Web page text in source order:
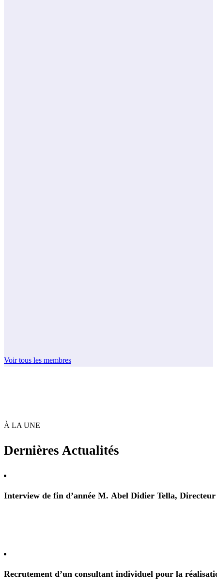
Voir tous les membres
À LA UNE
Dernières Actualités
Interview de fin d’année M. Abel Didier Tella, Directeur
Recrutement d’un consultant individuel pour la